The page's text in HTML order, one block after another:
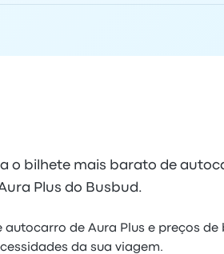
o bilhete mais barato de
Plus do Busbud.
de Aura Plus e preços
da sua viagem.